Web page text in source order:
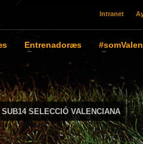
Intranet
Entrenadoræs
SELECCIÓ VALENCIANA